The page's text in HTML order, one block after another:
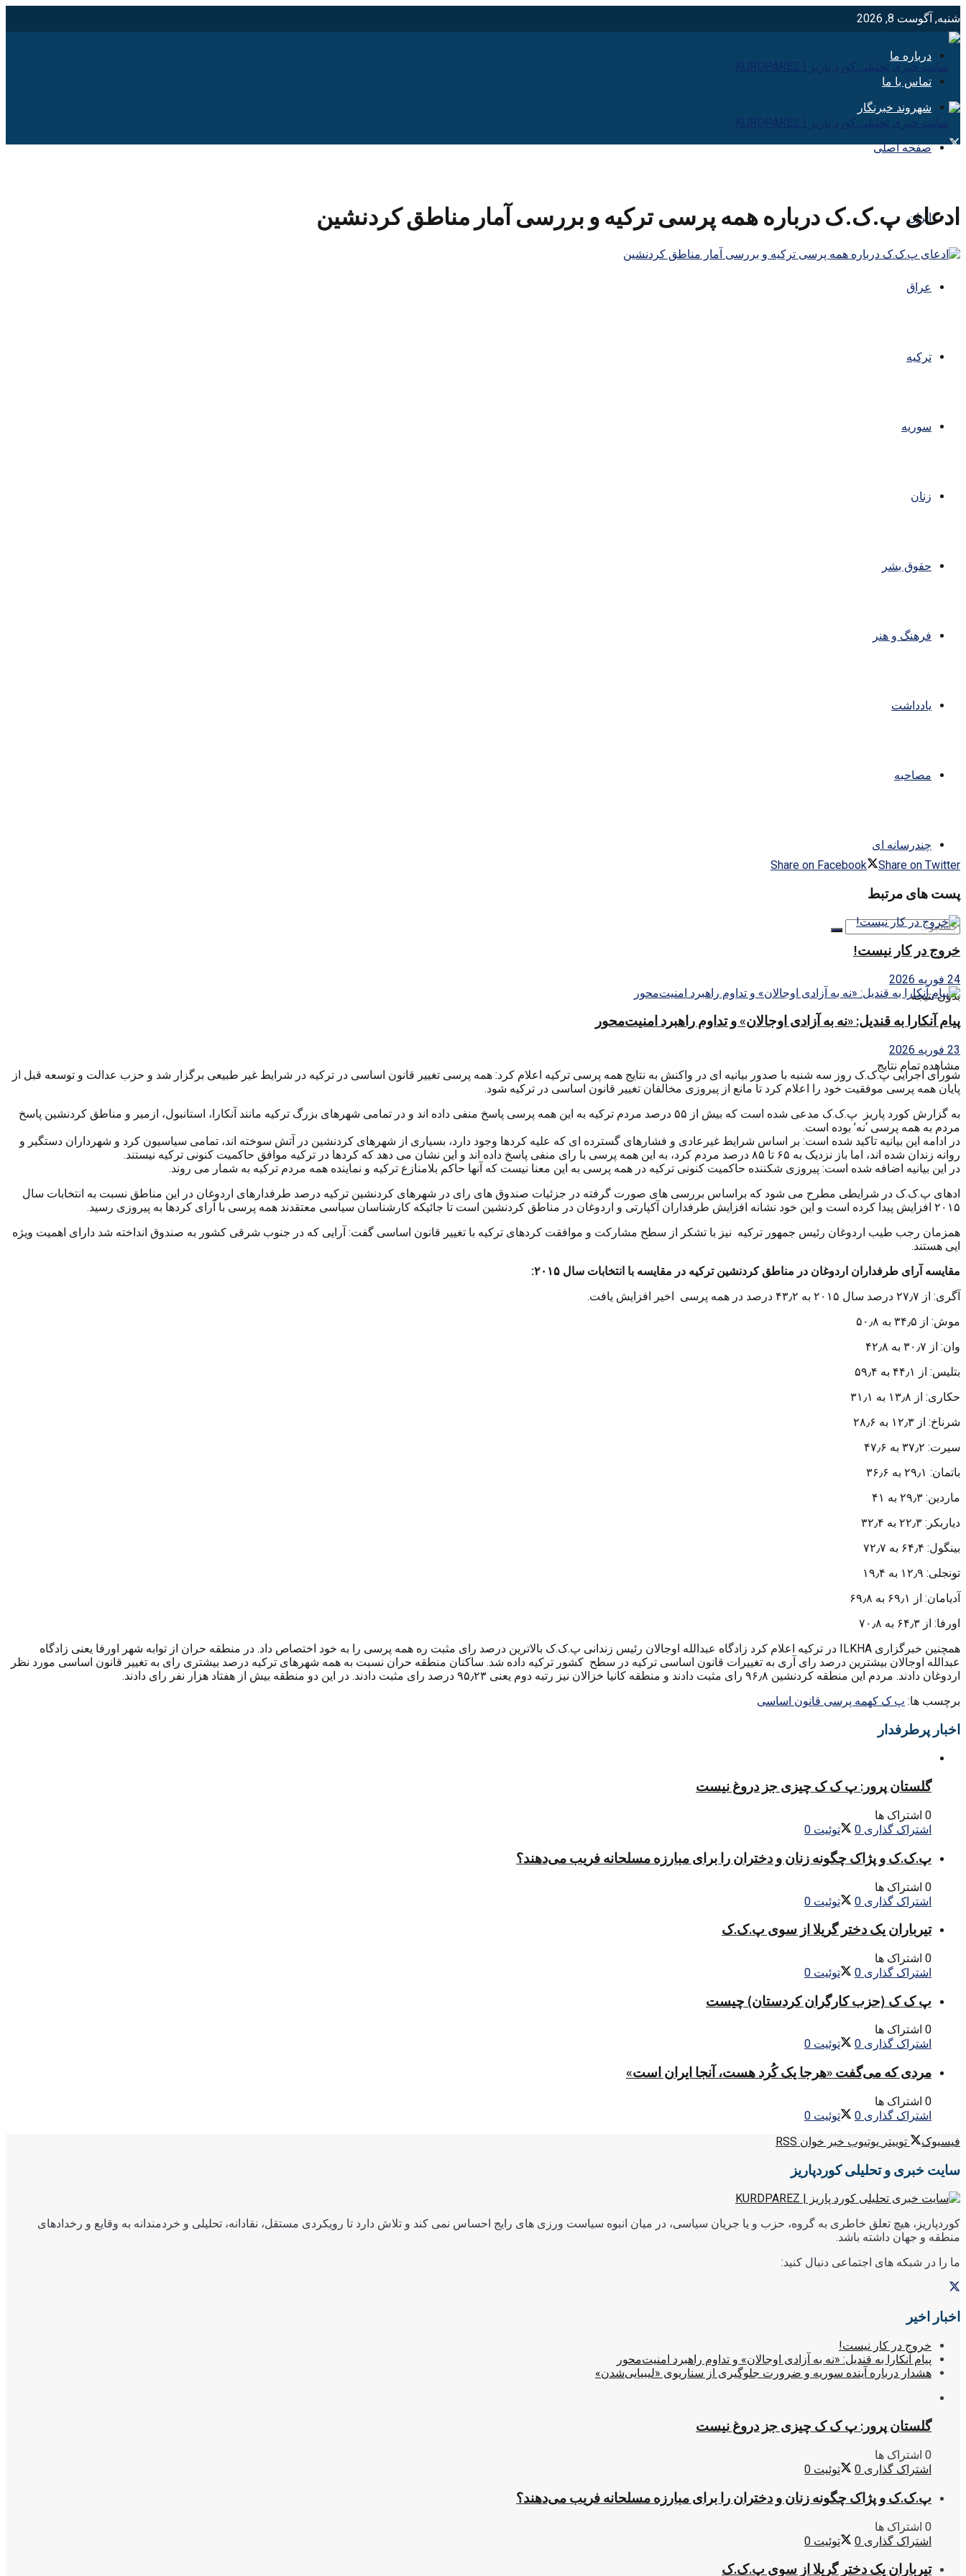
شنبه, آگوست 8, 2026
درباره ما
تماس با ما
شهروند خبرنگار
صفحه اصلی
ایران
عراق
ترکیه
سوریه
زنان
حقوق بشر
فرهنگ و هنر
یادداشت
مصاحبه
چندرسانه ای
بدون نتیجه
مشاهده تمام نتایج
ادعای پ.ک.ک درباره همه پرسی ترکیه و بررسی آمار مناطق کردنشین
Share on Facebook Share on Twitter
پست های مرتبط
خروج در کار نیست!
24 فوریه 2026
پیام آنکارا به قندیل: «نه به آزادی اوجالان» و تداوم راهبرد امنیت‌محور
23 فوریه 2026
شورای اجرایی پ.ک.ک روز سه شنبه با صدور بیانیه ای در واکنش به نتایج همه پرسی ترکیه اعلام کرد: همه پرسی تغییر قانون اساسی در ترکیه در شرایط غیر طبیعی برگزار شد و حزب عدالت و توسعه قبل از
پایان همه پرسی موفقیت خود را اعلام کرد تا مانع از پیروزی مخالفان تغییر قانون اساسی در ترکیه شود.
به گزارش کورد پاریز پ.ک.ک مدعی شده است که بیش از ۵۵ درصد مردم ترکیه به این همه پرسی پاسخ منفی داده اند و در تمامی شهرهای بزرگ ترکیه مانند آنکارا، استانبول، ازمیر و مناطق کردنشین پاسخ
مردم به همه پرسی ‘نه’ بوده است.
در ادامه این بیانیه تاکید شده است: بر اساس شرایط غیرعادی و فشارهای گسترده ای که علیه کردها وجود دارد، بسیاری از شهرهای کردنشین در آتش سوخته اند، تمامی سیاسیون کرد و شهرداران دستگیر و
روانه زندان شده اند، اما باز نزدیک به ۶۵ تا ۸۵ درصد مردم کرد، به این همه پرسی با رای منفی پاسخ داده اند و این نشان می دهد که کردها در ترکیه موافق حاکمیت کنونی ترکیه نیستند.
در این بیانیه اضافه شده است: پیروزی شکننده حاکمیت کنونی ترکیه در همه پرسی به این معنا نیست که آنها حاکم بلامنازع ترکیه و نماینده همه مردم ترکیه به شمار می روند.
ادهای پ.ک.ک در شرایطی مطرح می شود که براساس بررسی های صورت گرفته در جزئیات صندوق های رای در شهرهای کردنشین ترکیه درصد طرفدارهای اردوغان در این مناطق نسبت به انتخابات سال
۲۰۱۵ افزایش پیدا کرده است و این خود نشانه افزایش طرفداران آکپارتی و اردوغان در مناطق کردنشین است تا جائیکه کارشناسان سیاسی معتقدند همه پرسی با آرای کردها به پیروزی رسید.
همزمان رجب طیب اردوغان رئیس جمهور ترکیه نیز با تشکر از سطح مشارکت و موافقت کردهای ترکیه با تغییر قانون اساسی گفت: آرایی که در جنوب شرقی کشور به صندوق انداخته شد دارای اهمیت ویژه
ایی هستند.
مقایسه آرای طرفداران اردوغان در مناطق کردنشین ترکیه در مقایسه با انتخابات سال ۲۰۱۵:
آگری: از ۲۷٫۷ درصد سال ۲۰۱۵ به ۴۳٫۲ درصد در همه پرسی اخیر افزایش یافت.
موش: از ۳۴٫۵ به ۵۰٫۸
وان: از ۳۰٫۷ به ۴۲٫۸
بتلیس: از ۴۴٫۱ به ۵۹٫۴
حکاری: از ۱۳٫۸ به ۳۱٫۱
شرناخ: از ۱۲٫۳ به ۲۸٫۶
سیرت: ۳۷٫۲ به ۴۷٫۶
باتمان: ۲۹٫۱ به ۳۶٫۶
ماردین: ۲۹٫۳ به ۴۱
دیاربکر: ۲۲٫۳ به ۳۲٫۴
بینگول: ۶۴٫۴ به ۷۲٫۷
تونجلی: ۱۲٫۹ به ۱۹٫۴
آدیامان: از ۶۹٫۱ به ۶۹٫۸
اورفا: از ۶۴٫۳ به ۷۰٫۸
همچنین خبرگزاری ILKHA در ترکیه اعلام کرد زادگاه عبدالله اوجالان رئیس زندانی پ.ک.ک بالاترین درصد رای مثبت ره همه پرسی را به خود اختصاص داد. در منطقه حران از توابه شهر اورفا یعنی زادگاه
عبدالله اوجالان بیشترین درصد رای آری به تغییرات قانون اساسی ترکیه در سطح کشور ترکیه داده شد. ساکنان منطقه حران نسبت به همه شهرهای ترکیه درصد بیشتری رای به تغییر قانون اساسی مورد نظر
اردوغان دادند. مردم این منطقه کردنشین ۹۶٫۸ رای مثبت دادند و منطقه کانیا خزالان نیز رتبه دوم یعنی ۹۵٫۲۳ درصد رای مثبت دادند. در این دو منطقه بیش از هفتاد هزار نفر رای دادند.
برچسب ها: پ ک کهمه پرسی قانون اساسی
اخبار پرطرفدار
گلستان پرور: پ ک ک چیزی جز دروغ نیست
0 اشتراک ها
اشتراک گذاری 0 توئیت 0
پ.ک.ک و پژاک چگونه زنان و دختران را برای مبارزه مسلحانه فریب می‌دهند؟
0 اشتراک ها
اشتراک گذاری 0 توئیت 0
تیرباران یک دختر گریلا از سوی پ.ک.ک
0 اشتراک ها
اشتراک گذاری 0 توئیت 0
پ ک ک (حزب کارگران کردستان) چیست
0 اشتراک ها
اشتراک گذاری 0 توئیت 0
مردی که می‌گفت «هرجا یک کُرد هست، آنجا ایران است»
0 اشتراک ها
اشتراک گذاری 0 توئیت 0
فیسبوک
توییتر یوتیوب خبر خوان RSS
سایت خبری و تحلیلی کوردپاریز
کوردپاریز، هیچ تعلق خاطری به گروه، حزب و یا جریان سیاسی، در میان انبوه سیاست ورزی های رایج احساس نمی کند و تلاش دارد تا رویکردی مستقل، نقادانه، تحلیلی و خردمندانه به وقایع و رخدادهای
منطقه و جهان داشته باشد.
ما را در شبکه های اجتماعی دنبال کنید:
اخبار اخیر
خروج در کار نیست!
پیام آنکارا به قندیل: «نه به آزادی اوجالان» و تداوم راهبرد امنیت‌محور
هشدار درباره آینده سوریه و ضرورت جلوگیری از سناریوی «لیبیایی‌شدن»
گلستان پرور: پ ک ک چیزی جز دروغ نیست
0 اشتراک ها
اشتراک گذاری 0 توئیت 0
پ.ک.ک و پژاک چگونه زنان و دختران را برای مبارزه مسلحانه فریب می‌دهند؟
0 اشتراک ها
اشتراک گذاری 0 توئیت 0
تیرباران یک دختر گریلا از سوی پ.ک.ک